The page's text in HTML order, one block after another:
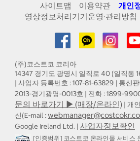
사이트맵 이용약관
개인
영상정보처리기기운영·관리방침
(주)코스트코 코리아
14347 경기도 광명시 일직로 40 (일직동
| 사업자 등록번호 : 107-81-63829 | 통신
2013-경기광명-0013호 | 전화 : 1899-
문의 바로가기 ▶ (매장/온라인) | 개
신(E-mail :
Google Ireland Ltd. | 사업자정보확인
[인증범위] 코스트코 온라인몰 서비스